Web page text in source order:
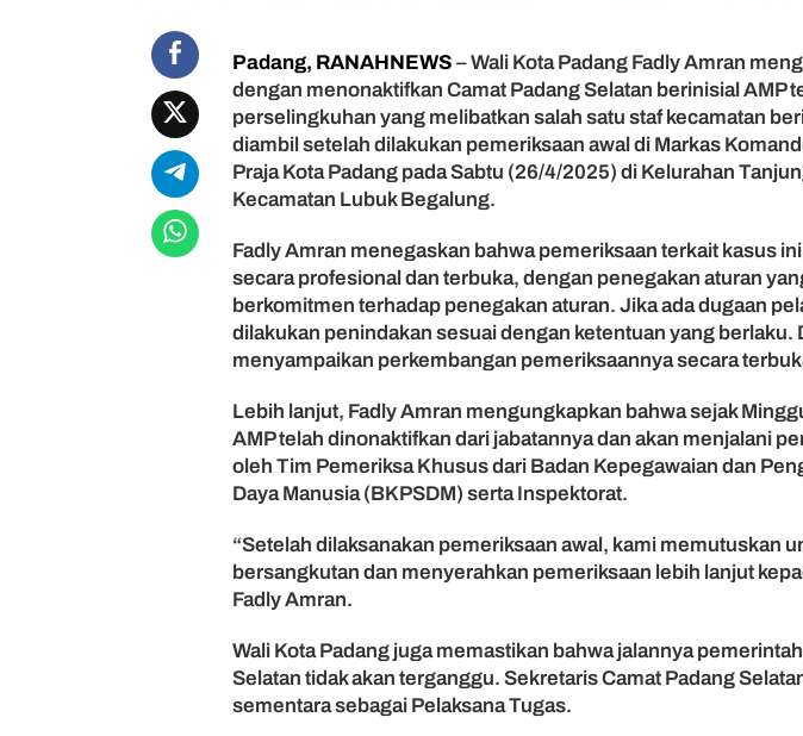
t
D
u
g
a
n
e
r
s
e
g
k
u
h
n
Padang, RANAHNEWS – Wali Kota Padang Fadly Amran
dengan menonaktifkan Camat Padang Selatan berinisial AMP
perselingkuhan yang melibatkan salah satu staf kecamatan
diambil setelah dilakukan pemeriksaan awal di Markas
Praja Kota Padang pada Sabtu (26/4/2025) di Kelurahan
Kecamatan Lubuk Begalung.
Fadly Amran menegaskan bahwa pemeriksaan terkait kasus
secara profesional dan terbuka, dengan penegakan aturan
berkomitmen terhadap penegakan aturan. Jika ada dugaan
dilakukan penindakan sesuai dengan ketentuan yang berlaku.
menyampaikan perkembangan pemeriksaannya secara
Lebih lanjut, Fadly Amran mengungkapkan bahwa sejak
AMP telah dinonaktifkan dari jabatannya dan akan menjalani
oleh Tim Pemeriksa Khusus dari Badan Kepegawaian dan
Daya Manusia (BKPSDM) serta Inspektorat.
“Setelah dilaksanakan pemeriksaan awal, kami memutuskan
bersangkutan dan menyerahkan pemeriksaan lebih lanjut
Fadly Amran.
Wali Kota Padang juga memastikan bahwa jalannya
Selatan tidak akan terganggu. Sekretaris Camat Padang
sementara sebagai Pelaksana Tugas.